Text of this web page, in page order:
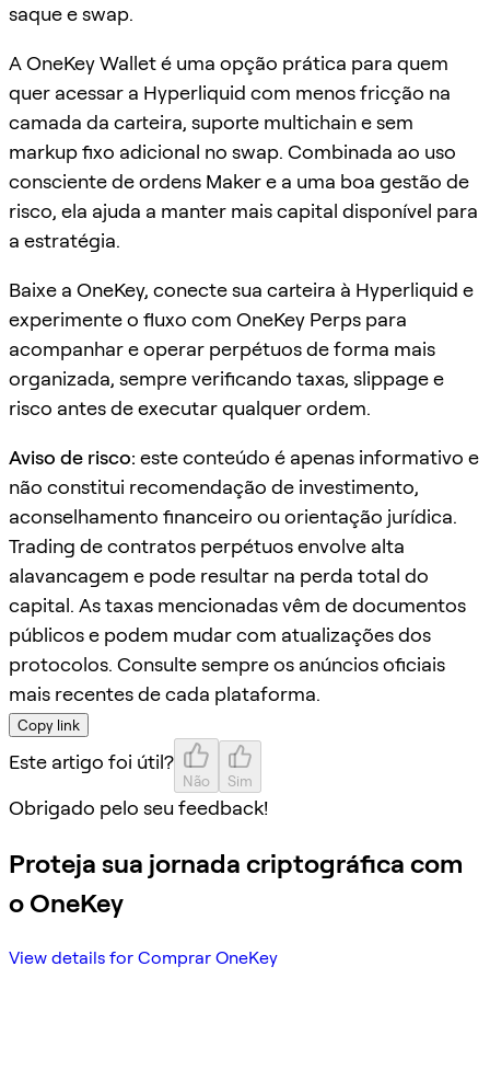
saque e swap.
A OneKey Wallet é uma opção prática para quem
quer acessar a Hyperliquid com menos fricção na
camada da carteira, suporte multichain e sem
markup fixo adicional no swap. Combinada ao uso
consciente de ordens Maker e a uma boa gestão de
risco, ela ajuda a manter mais capital disponível para
a estratégia.
Baixe a OneKey, conecte sua carteira à Hyperliquid e
experimente o fluxo com OneKey Perps para
acompanhar e operar perpétuos de forma mais
organizada, sempre verificando taxas, slippage e
risco antes de executar qualquer ordem.
Aviso de risco: este conteúdo é apenas informativo e
não constitui recomendação de investimento,
aconselhamento financeiro ou orientação jurídica.
Trading de contratos perpétuos envolve alta
alavancagem e pode resultar na perda total do
capital. As taxas mencionadas vêm de documentos
públicos e podem mudar com atualizações dos
protocolos. Consulte sempre os anúncios oficiais
mais recentes de cada plataforma.
Copy link
Este artigo foi útil?
Não Sim
Obrigado pelo seu feedback!
Proteja sua jornada criptográfica com
o OneKey
View details for Comprar OneKey